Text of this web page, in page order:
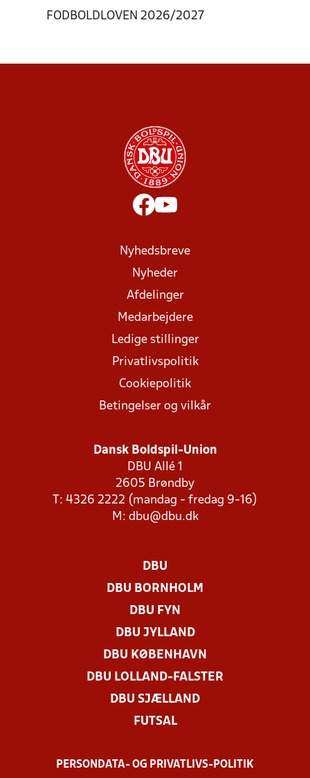
FODBOLDLOVEN 2026/2027
Nyhedsbreve
Nyheder
Afdelinger
Medarbejdere
Ledige stillinger
Privatlivspolitik
Cookiepolitik
Betingelser og vilkår
Dansk Boldspil-Union
DBU Allé 1
2605 Brøndby
T: 4326 2222 (mandag - fredag 9-16)
M: dbu@dbu.dk
DBU
DBU BORNHOLM
DBU FYN
DBU JYLLAND
DBU KØBENHAVN
DBU LOLLAND-FALSTER
DBU SJÆLLAND
FUTSAL
PERSONDATA- OG PRIVATLIVS-POLITIK